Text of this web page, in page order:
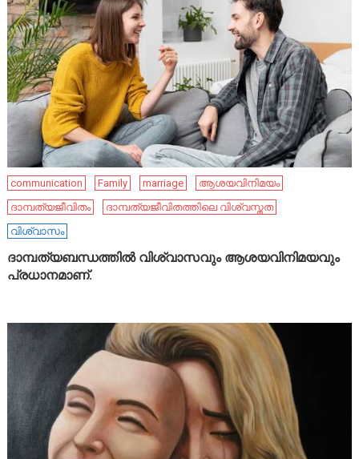
communication Family marriage
ആശയവിനിമയം
ദാമ്പത്യജീവിതം
ദാമ്പത്യജീവിതത്തിലെ വിശ്വസ്തത
വിശ്വാസം
ദാമ്പത്യബന്ധത്തിൽ വിശ്വാസവും ആശയവിനിമയവും
പ്രധാനമാണ്.